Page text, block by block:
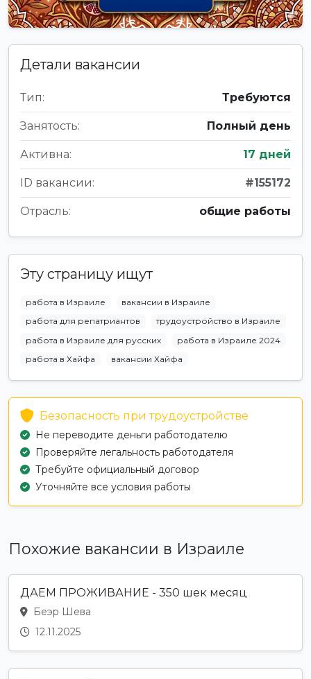
Детали вакансии
Тип: Требуются
Занятость: Полный день
Активна: 17 дней
ID вакансии: #155172
Отрасль: общие работы
Эту страницу ищут
работа в Израиле
вакансии в Израиле
работа для репатриантов
трудоустройство в Израиле
работа в Израиле для русских
работа в Израиле 2024
работа в Хайфа
вакансии Хайфа
Безопасность при трудоустройстве
Не переводите деньги работодателю
Проверяйте легальность работодателя
Требуйте официальный договор
Уточняйте все условия работы
Похожие вакансии в Израиле
ДАЕМ ПРОЖИВАНИЕ - 350 шек месяц
Беэр Шева
12.11.2025